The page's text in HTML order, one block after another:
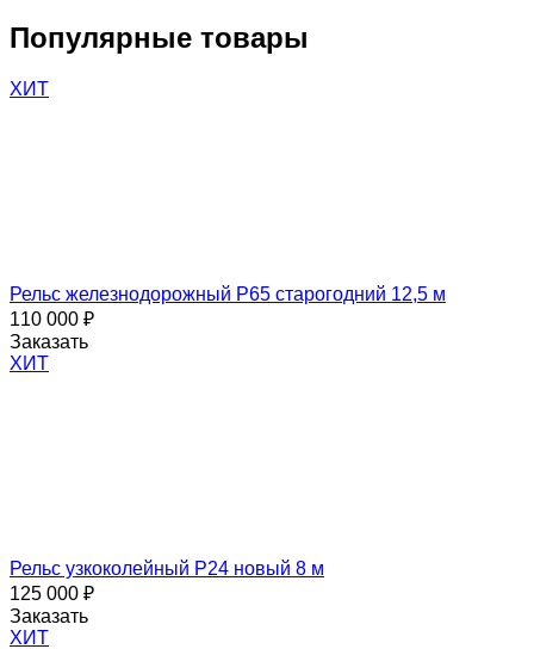
leave
this
empty.
я
ознакомлен
и
согласен
с
Популярные товары
ХИТ
Рельс железнодорожный Р65 старогодний 12,5 м
110 000 ₽
Заказать
ХИТ
Рельс узкоколейный Р24 новый 8 м
125 000 ₽
Заказать
ХИТ